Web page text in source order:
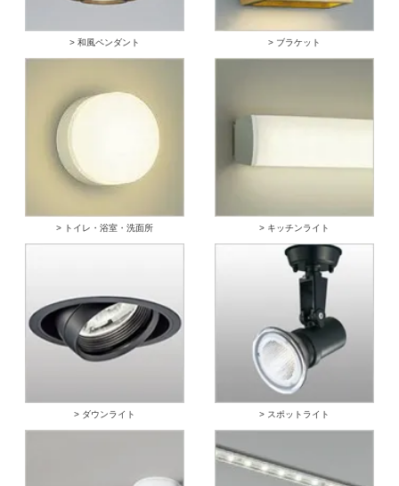
> 和風ペンダント > ブラケット
> トイレ・浴室・洗面所 > キッチンライト
> ダウンライト > スポットライト